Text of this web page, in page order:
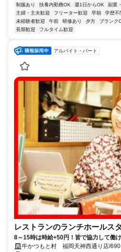
制服あり 扶養内勤務OK 週1日からOK 副業
主婦・主夫歓迎
フリーター歓迎 早朝 学歴不
未経験者歓迎
午前 研修あり 夕方 ブランク
長期歓迎
フルタイム歓迎
アルバイト・パート
レストランのランチホールス
8～15時は時給+50円！皆で協力して働
牛かつもと村 福岡天神西通り店/690